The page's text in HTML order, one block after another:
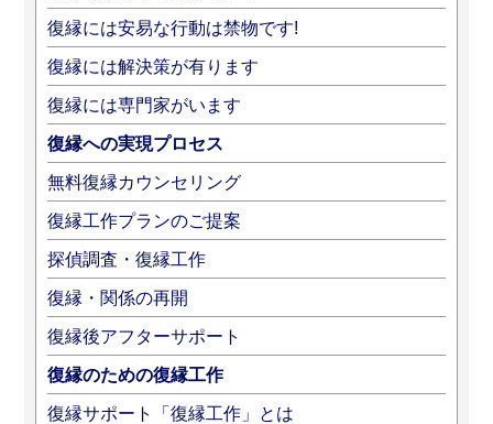
復縁には安易な行動は禁物です!
復縁には解決策が有ります
復縁には専門家がいます
復縁への実現プロセス
無料復縁カウンセリング
復縁工作プランのご提案
探偵調査・復縁工作
復縁・関係の再開
復縁後アフターサポート
復縁のための復縁工作
復縁サポート「復縁工作」とは